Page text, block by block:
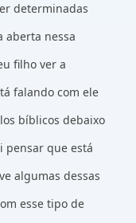
determinadas
aberta nessa
filho ver a
falando com ele
bíblicos debaixo
pensar que está
algumas dessas
esse tipo de